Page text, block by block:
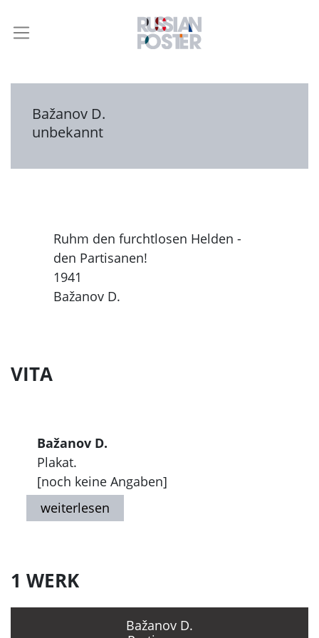
Bažanov D.
unbekannt
Ruhm den furchtlosen Helden -
den Partisanen!
1941
Bažanov D.
VITA
Bažanov D.
Plakat.
[noch keine Angaben]
1 WERK
Bažanov D.